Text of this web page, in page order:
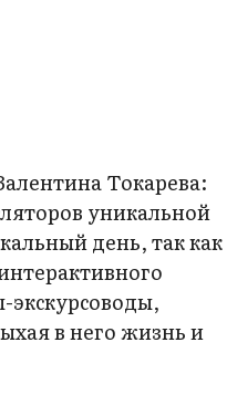
Токарева:
уникальной
день, так как
экскурсоводы,
в него жизнь и